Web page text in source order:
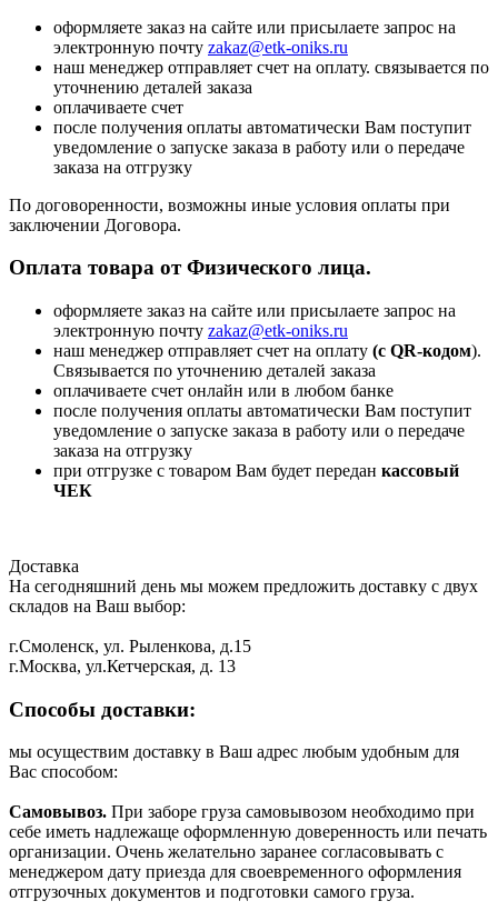
оформляете заказ на сайте или присылаете запрос на
электронную почту zakaz@etk-oniks.ru
наш менеджер отправляет счет на оплату. связывается по
уточнению деталей заказа
оплачиваете счет
после получения оплаты автоматически Вам поступит
уведомление о запуске заказа в работу или о передаче
заказа на отгрузку
По договоренности, возможны иные условия оплаты при
заключении Договора.
Оплата товара от Физического лица.
оформляете заказ на сайте или присылаете запрос на
электронную почту zakaz@etk-oniks.ru
наш менеджер отправляет счет на оплату (с QR-кодом).
Связывается по уточнению деталей заказа
оплачиваете счет онлайн или в любом банке
после получения оплаты автоматически Вам поступит
уведомление о запуске заказа в работу или о передаче
заказа на отгрузку
при отгрузке с товаром Вам будет передан кассовый
ЧЕК
Доставка
На сегодняшний день мы можем предложить доставку с двух
складов на Ваш выбор:
г.Смоленск, ул. Рыленкова, д.15
г.Москва, ул.Кетчерская, д. 13
Способы доставки:
мы осуществим доставку в Ваш адрес любым удобным для
Вас способом:
Самовывоз. При заборе груза самовывозом необходимо при
себе иметь надлежаще оформленную доверенность или печать
организации. Очень желательно заранее согласовывать с
менеджером дату приезда для своевременного оформления
отгрузочных документов и подготовки самого груза.